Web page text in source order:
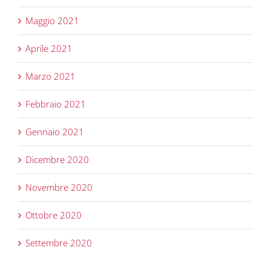
Maggio 2021
Aprile 2021
Marzo 2021
Febbraio 2021
Gennaio 2021
Dicembre 2020
Novembre 2020
Ottobre 2020
Settembre 2020